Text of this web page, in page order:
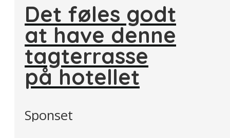
Det føles godt
at have denne
tagterrasse
på hotellet
Sponset